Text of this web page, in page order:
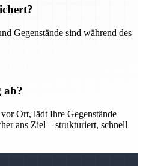
Gegenstände sind während des
ab?
Ort, lädt Ihre Gegenstände
ans Ziel – strukturiert, schnell